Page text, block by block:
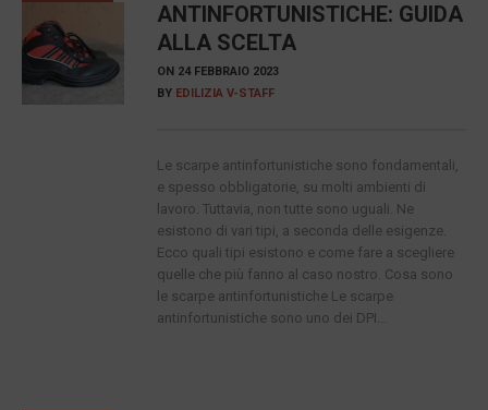
ANTINFORTUNISTICHE: GUIDA
ALLA SCELTA
ON 24 FEBBRAIO 2023
BY EDILIZIA V-STAFF
Le scarpe antinfortunistiche sono fondamentali,
e spesso obbligatorie, su molti ambienti di
lavoro. Tuttavia, non tutte sono uguali. Ne
esistono di vari tipi, a seconda delle esigenze.
Ecco quali tipi esistono e come fare a scegliere
quelle che più fanno al caso nostro. Cosa sono
le scarpe antinfortunistiche Le scarpe
antinfortunistiche sono uno dei DPI...